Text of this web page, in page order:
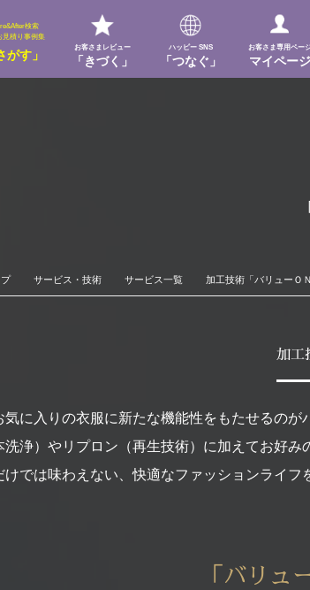
検索
見積り事例集
がす」
お客さまレビュー
「きづく」
ハッピー SNS
「つなぐ」
お客さま専用ペー
マイページ
サービス・技術 サービス一覧 加工技術「バリューＯ
加工
気に入りの衣服に新たな機能性をもたせるの
洗浄）やリプロン（再生技術）に加えてお好
けでは味わえない、快適なファッションライフ
「バリュ